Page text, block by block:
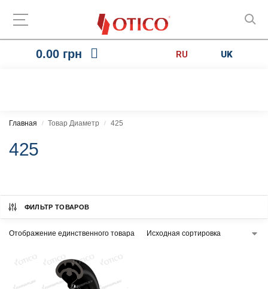
0.00 грн RU UK
Главная / Товар Диаметр / 425
425
ФИЛЬТР ТОВАРОВ
Отображение единственного товара